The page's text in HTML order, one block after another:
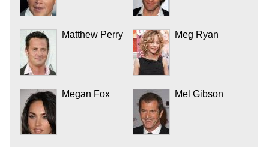
Matthew Perry Meg Ryan
Megan Fox Mel Gibson